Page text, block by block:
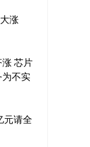
涨
芯片
不实
元请全